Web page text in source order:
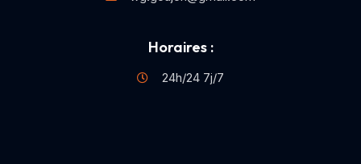
Horaires :
24h/24 7j/7